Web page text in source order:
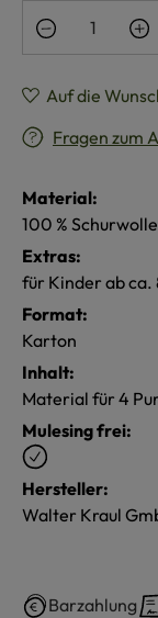
Produkt
Auf die
Fragen zum
Material:
100 % Schurwolle
Extras:
für Kinder ab ca.
Format:
Karton
Inhalt:
Material für 4
Mulesing frei:
Hersteller:
Walter Kraul
Barzahlung